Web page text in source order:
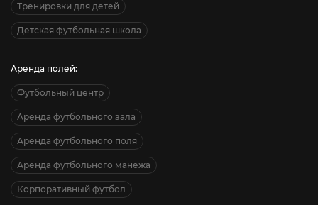
Тренировки для детей
Детская футбольная школа
Аренда полей:
Футбольный центр
Аренда футбольного зала
Аренда футбольного поля
Аренда футбольного манежа
Корпоративный футбол